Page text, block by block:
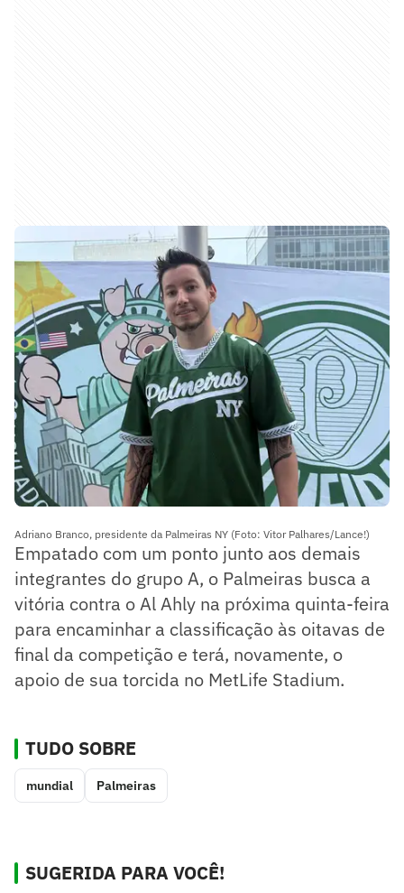
Adriano Branco, presidente da Palmeiras NY (Foto: Vitor Palhares/Lance!)
Empatado com um ponto junto aos demais
integrantes do grupo A, o Palmeiras busca a
vitória contra o Al Ahly na próxima quinta-feira
para encaminhar a classificação às oitavas de
final da competição e terá, novamente, o
apoio de sua torcida no MetLife Stadium.
TUDO SOBRE
mundial Palmeiras
SUGERIDA PARA VOCÊ!